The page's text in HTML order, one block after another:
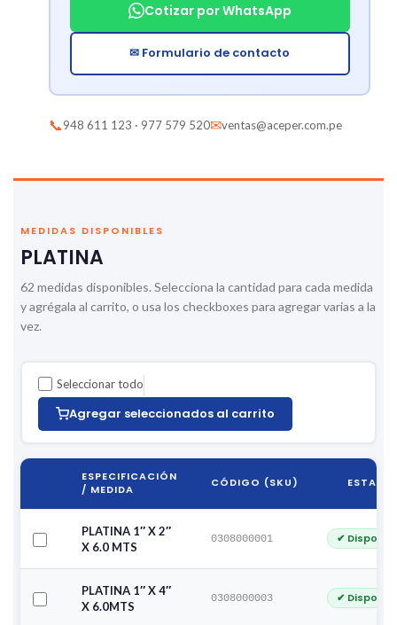
Cotizar por WhatsApp
✉ Formulario de contacto
📞948 611 123 · 977 579 520✉ventas@aceper.com.pe
MEDIDAS DISPONIBLES
PLATINA
62 medidas disponibles. Selecciona la cantidad para cada medida
y agrégala al carrito, o usa los checkboxes para agregar varias a la
vez.
Seleccionar todo
Agregar seleccionados al carrito
ESPECIFICACIÓN
/ MEDIDA
CÓDIGO (SKU) ESTADO
PLATINA 1″ X 2″
X 6.0 MTS
0308000001 ✔
PLATINA 1″ X 4″
X 6.0MTS
0308000003 ✔